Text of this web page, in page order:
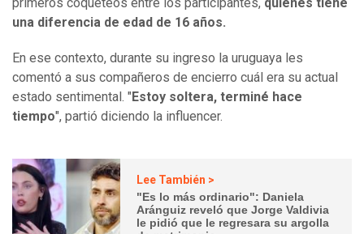
una diferencia de edad de 16 años.
En ese contexto, durante su ingreso la uruguaya les
comentó a sus compañeros de encierro cuál era su actual
estado sentimental. "Estoy soltera, terminé hace
tiempo", partió diciendo la influencer.
Lee También >
"Es lo más ordinario": Daniela
Aránguiz reveló que Jorge Valdivia
le pidió que le regresara su argolla